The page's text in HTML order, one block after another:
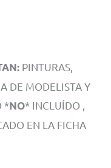
PINTURAS,
DE MODELISTA Y
*NO* INCLUÍDO ,
EN LA FICHA